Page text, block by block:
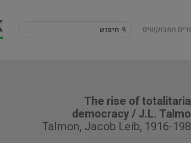
המבוקשים
The rise of
democracy / J.L.
Talmon, Jacob Leib, 1916-